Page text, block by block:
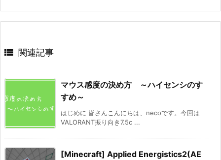
 関連記事
マウス感度の決め方 ～ハイセンシのす
すめ～
はじめに 皆さんこんにちは、necoです。今回は
VALORANT振り向き7.5c ...
[Minecraft] Applied Energistics2(AE